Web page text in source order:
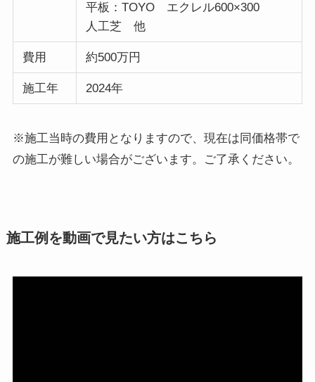
平板：TOYO エクレル600×300
人工芝 他
費用 約500万円
施工年 2024年
※施工当時の費用となりますので、現在は同価格帯で
の施工が難しい場合がございます。ご了承ください。
施工例を動画で見たい方はこちら